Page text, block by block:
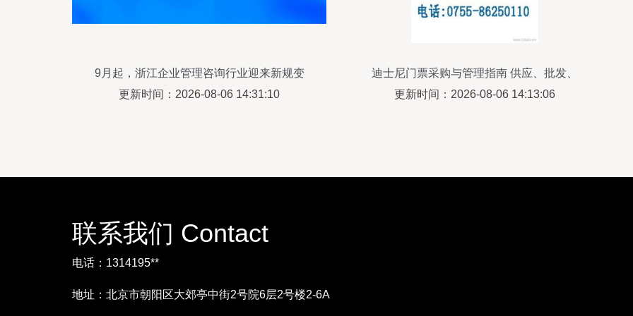
9月起，浙江企业管理咨询行业迎来新规变
革，企业运营需关注这些要点
更新时间：2026-08-06 14:31:10
迪士尼门票采购与管理指南 供应、批发、
价格及企业管理咨询
更新时间：2026-08-06 14:13:06
联系我们 Contact
电话：1314195**
地址：北京市朝阳区大郊亭中街2号院6层2号楼2-6A